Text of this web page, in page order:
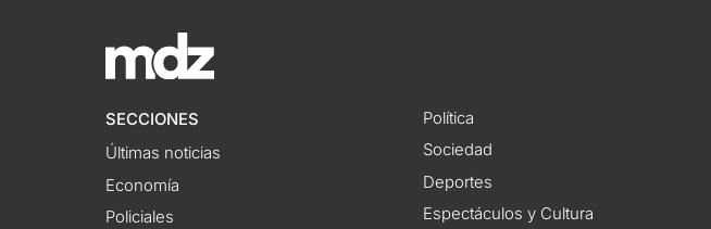
SECCIONES
Últimas noticias
Economía
Policiales
Política
Sociedad
Deportes
Espectáculos y Cultura